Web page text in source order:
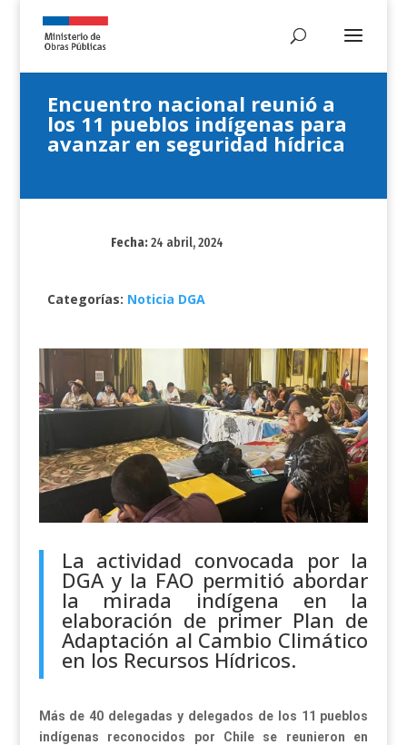
Encuentro nacional reunió a
los 11 pueblos indígenas para
avanzar en seguridad hídrica
Fecha:24 abril, 2024
Categorías: Noticia DGA
La actividad convocada por la
DGA y la FAO permitió abordar
la mirada indígena en la
elaboración de primer Plan de
Adaptación al Cambio Climático
en los Recursos Hídricos.
Más de 40 delegadas y delegados de los 11 pueblos
indígenas reconocidos por Chile se reunieron en